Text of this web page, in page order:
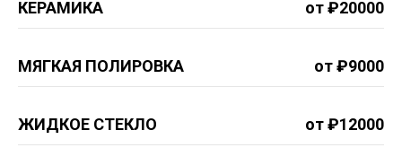
КЕРАМИКА от ₽20000
МЯГКАЯ ПОЛИРОВКА от ₽9000
ЖИДКОЕ СТЕКЛО от ₽12000